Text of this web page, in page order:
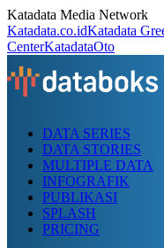
Katadata Media Network
Katadata.co.idKatadata
CenterKatadataOto
DATA SERIES
DATA STORIES
MULTIPLE DATA
INFOGRAFIK
PUBLIKASI
SPLASH
PRICING